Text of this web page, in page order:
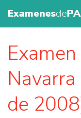
Examenesde
de